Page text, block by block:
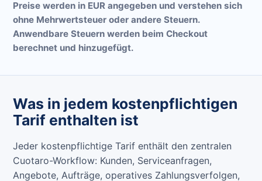
Preise werden in EUR angegeben und verstehen sich
ohne Mehrwertsteuer oder andere Steuern.
Anwendbare Steuern werden beim Checkout
berechnet und hinzugefügt.
Was in jedem kostenpflichtigen
Tarif enthalten ist
Jeder kostenpflichtige Tarif enthält den zentralen
Cuotaro-Workflow: Kunden, Serviceanfragen,
Angebote, Aufträge, operatives Zahlungsverfolgen,